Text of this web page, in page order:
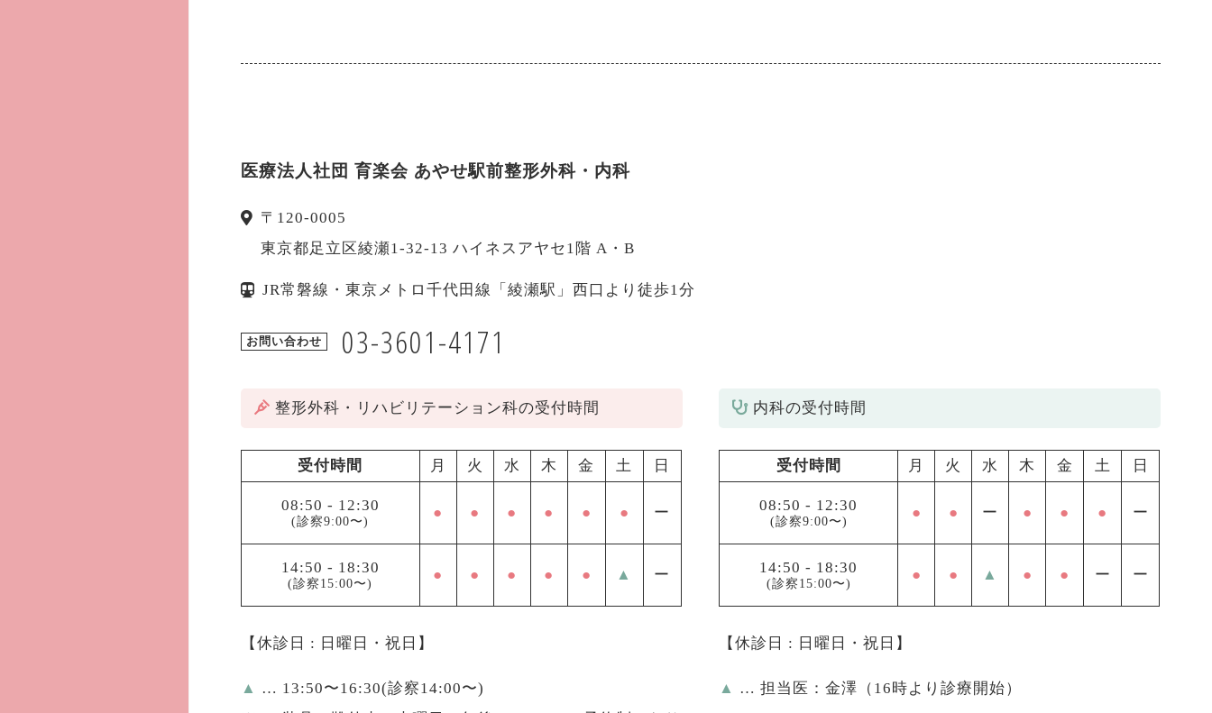
医療法人社団 育楽会 あやせ駅前整形外科・内科
〒 120-0005
東京都足立区綾瀬1-32-13 ハイネスアヤセ1階 A・B
JR常磐線・東京メトロ千代田線「綾瀬駅」西口より徒歩1分
お問い合わせ 03-3601-4171
整形外科・リハビリテーション科の受付時間
受付時間 月 火 水 木 金 土 日
08:50 - 12:30
(診察9:00〜)
● ● ● ● ● ● ー
14:50 - 18:30
(診察15:00〜)
● ● ● ● ● ▲ ー
【休診日 : 日曜日・祝日】
▲
… 13:50〜16:30(診察14:00〜)
内科の受付時間
受付時間 月 火 水 木 金 土 日
08:50 - 12:30
(診察9:00〜)
● ● ー ● ● ● ー
14:50 - 18:30
(診察15:00〜)
● ● ▲ ● ● ー ー
【休診日 : 日曜日・祝日】
▲ … 担当医：金澤（16時より診療開始）